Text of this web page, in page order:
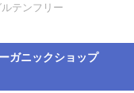
テンフリー
ガニックショップ